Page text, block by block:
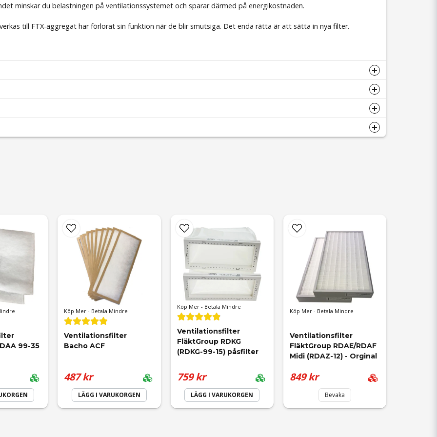
minskar du belastningen på ventilationssystemet och sparar därmed på energikostnaden.
till FTX-aggregat har förlorat sin funktion när de blir smutsiga. Det enda rätta är att sätta in nya filter.
RDKG, RDKR samt RDKS
Skicka fråga
99-35
Köp Mer - Betala Mindre
Ventilationsfilter
Bacho ACF
487 kr
LÄGG I VARUKORGEN
Köp Mer - Betala Mindre
Ventilationsfilter
FläktGroup RDKG
(RDKG-99-15) påsfilter
759 kr
LÄGG I VARUKORGEN
Köp Mer - Betala Mindre
Ventilationsfilter
FläktGroup RDAE/RDAF
Midi (RDAZ-12) - Orginal
849 kr
Bevaka